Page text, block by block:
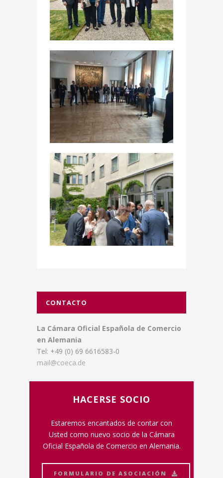
CONTACTO
La Cámara Oficial Española de Comercio
en Alemania
Tel: +49 (0) 69 6616583-0
mail@coeca.de
HACERSE SOCIO
Estaremos encantados de contar con
Usted como nuevo socio de la Cámara
Oficial Española de Comercio en Alemania.
FORMULARIO DE ASOCIACIÓN